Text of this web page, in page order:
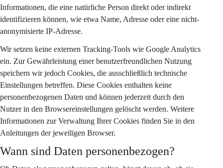
Informationen, die eine natürliche Person direkt oder indirekt
identifizieren können, wie etwa Name, Adresse oder eine nicht-
anonymisierte IP-Adresse.
Wir setzen keine externen Tracking-Tools wie Google Analytics
ein. Zur Gewährleistung einer benutzerfreundlichen Nutzung
speichern wir jedoch Cookies, die ausschließlich technische
Einstellungen betreffen. Diese Cookies enthalten keine
personenbezogenen Daten und können jederzeit durch den
Nutzer in den Browsereinstellungen gelöscht werden. Weitere
Informationen zur Verwaltung Ihrer Cookies finden Sie in den
Anleitungen der jeweiligen Browser.
Wann sind Daten personenbezogen?